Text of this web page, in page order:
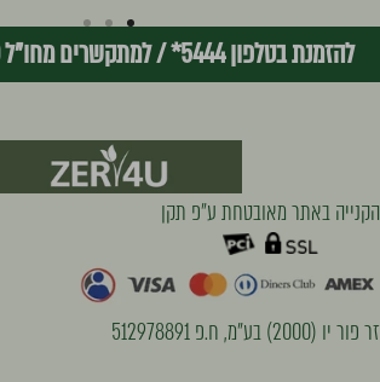
I18n
Error:
Missing
interpolation
"page"
for
I18n
Error:
Missing
interpolation
"page"
for
I18n
Error:
Missing
"page"
להזמנת בטלפון 5444* /למתקשרים מחו"ל 972-3-9541700
הקנייה באתר מאובטחת ע״פ תקן
זר פור יו (2000) בע"מ, ח.פ 512978891